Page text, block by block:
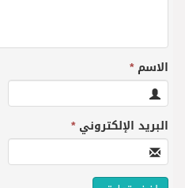
الاسم*
البريد الإلكتروني*